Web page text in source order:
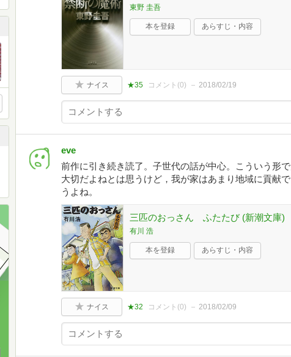
東野 圭吾
本を登録 あらすじ・内容
ナイス ★35 コメント(0) 2018/02/19
eve
前作に引き続き読了。子世代の話が中心。こういう形
大切だよねとは思うけど，我が家はあまり地域に貢献
うよね。
三匹のおっさん ふたたび (新潮文庫)
有川 浩
本を登録 あらすじ・内容
ナイス ★32 コメント(0) 2018/02/09